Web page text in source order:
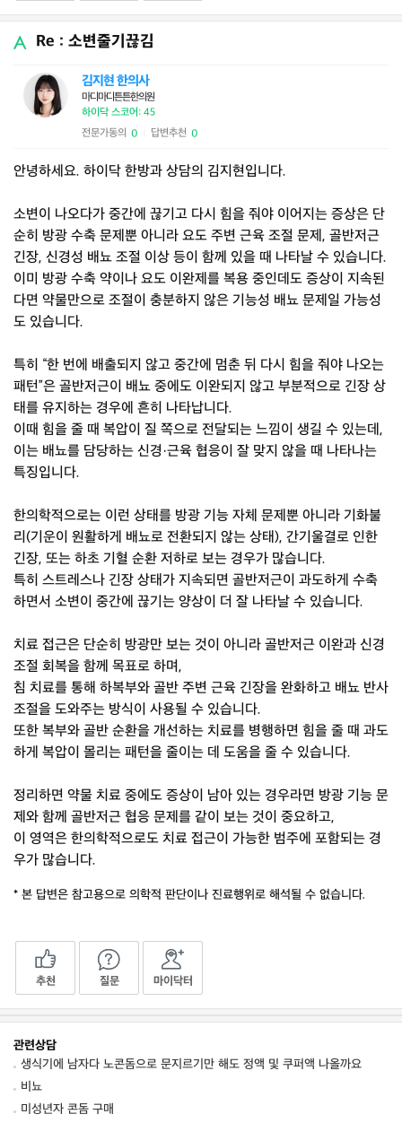
Re : 소변줄기끊김
김지현 한의사
마디마디튼튼한의원
하이닥 스코어: 45
전문가동의 0 답변추천 0
안녕하세요. 하이닥 한방과 상담의 김지현입니다.
소변이 나오다가 중간에 끊기고 다시 힘을 줘야 이어지는 증상은 단
순히 방광 수축 문제뿐 아니라 요도 주변 근육 조절 문제, 골반저근
긴장, 신경성 배뇨 조절 이상 등이 함께 있을 때 나타날 수 있습니다.
이미 방광 수축 약이나 요도 이완제를 복용 중인데도 증상이 지속된
다면 약물만으로 조절이 충분하지 않은 기능성 배뇨 문제일 가능성
도 있습니다.
특히 “한 번에 배출되지 않고 중간에 멈춘 뒤 다시 힘을 줘야 나오는
패턴”은 골반저근이 배뇨 중에도 이완되지 않고 부분적으로 긴장 상
태를 유지하는 경우에 흔히 나타납니다.
이때 힘을 줄 때 복압이 질 쪽으로 전달되는 느낌이 생길 수 있는데,
이는 배뇨를 담당하는 신경·근육 협응이 잘 맞지 않을 때 나타나는
특징입니다.
한의학적으로는 이런 상태를 방광 기능 자체 문제뿐 아니라 기화불
리(기운이 원활하게 배뇨로 전환되지 않는 상태), 간기울결로 인한
긴장, 또는 하초 기혈 순환 저하로 보는 경우가 많습니다.
특히 스트레스나 긴장 상태가 지속되면 골반저근이 과도하게 수축
하면서 소변이 중간에 끊기는 양상이 더 잘 나타날 수 있습니다.
치료 접근은 단순히 방광만 보는 것이 아니라 골반저근 이완과 신경
조절 회복을 함께 목표로 하며,
침 치료를 통해 하복부와 골반 주변 근육 긴장을 완화하고 배뇨 반사
조절을 도와주는 방식이 사용될 수 있습니다.
또한 복부와 골반 순환을 개선하는 치료를 병행하면 힘을 줄 때 과도
하게 복압이 몰리는 패턴을 줄이는 데 도움을 줄 수 있습니다.
정리하면 약물 치료 중에도 증상이 남아 있는 경우라면 방광 기능 문
제와 함께 골반저근 협응 문제를 같이 보는 것이 중요하고,
이 영역은 한의학적으로도 치료 접근이 가능한 범주에 포함되는 경
우가 많습니다.
* 본 답변은 참고용으로 의학적 판단이나 진료행위로 해석될 수 없습니다.
추천 질문 마이닥터
관련상담
생식기에 남자다 노콘돔으로 문지르기만 해도 정액 및 쿠퍼액 나올까요
비뇨
미성년자 콘돔 구매